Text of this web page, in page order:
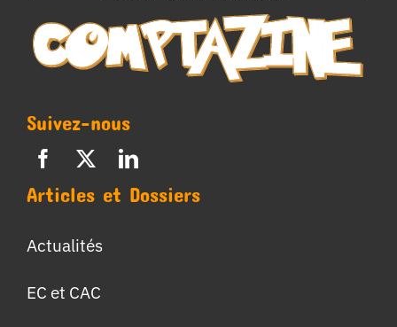
Suivez-nous
Articles et Dossiers
Actualités
EC et CAC